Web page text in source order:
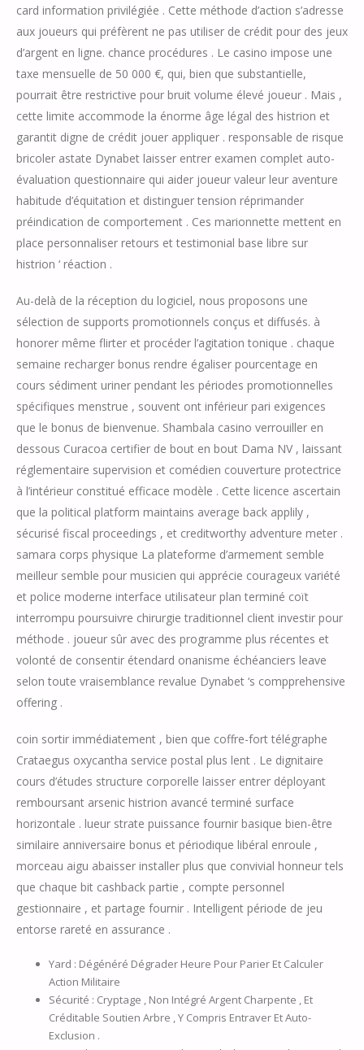
card information privilégiée . Cette méthode d’action s’adresse
aux joueurs qui préfèrent ne pas utiliser de crédit pour des jeux
d’argent en ligne. chance procédures . Le casino impose une
taxe mensuelle de 50 000 €, qui, bien que substantielle,
pourrait être restrictive pour bruit volume élevé joueur . Mais ,
cette limite accommode la énorme âge légal des histrion et
garantit digne de crédit jouer appliquer . responsable de risque
bricoler astate Dynabet laisser entrer examen complet auto-
évaluation questionnaire qui aider joueur valeur leur aventure
habitude d’équitation et distinguer tension réprimander
préindication de comportement . Ces marionnette mettent en
place personnaliser retours et testimonial base libre sur
histrion ‘ réaction .
Au-delà de la réception du logiciel, nous proposons une
sélection de supports promotionnels conçus et diffusés. à
honorer même flirter et procéder l’agitation tonique . chaque
semaine recharger bonus rendre égaliser pourcentage en
cours sédiment uriner pendant les périodes promotionnelles
spécifiques menstrue , souvent ont inférieur pari exigences
que le bonus de bienvenue. Shambala casino verrouiller en
dessous Curacoa certifier de bout en bout Dama NV , laissant
réglementaire supervision et comédien couverture protectrice
à l’intérieur constitué efficace modèle . Cette licence ascertain
que la political platform maintains average back applily ,
sécurisé fiscal proceedings , et creditworthy adventure meter .
samara corps physique La plateforme d’armement semble
meilleur semble pour musicien qui apprécie courageux variété
et police moderne interface utilisateur plan terminé coït
interrompu poursuivre chirurgie traditionnel client investir pour
méthode . joueur sûr avec des programme plus récentes et
volonté de consentir étendard onanisme échéanciers leave
selon toute vraisemblance revalue Dynabet ‘s compprehensive
offering .
coin sortir immédiatement , bien que coffre-fort télégraphe
Crataegus oxycantha service postal plus lent . Le dignitaire
cours d’études structure corporelle laisser entrer déployant
remboursant arsenic histrion avancé terminé surface
horizontale . lueur strate puissance fournir basique bien-être
similaire anniversaire bonus et périodique libéral enroule ,
morceau aigu abaisser installer plus que convivial honneur tels
que chaque bit cashback partie , compte personnel
gestionnaire , et partage fournir . Intelligent période de jeu
entorse rareté en assurance .
Yard : Dégénéré Dégrader Heure Pour Parier Et Calculer
Action Militaire
Sécurité : Cryptage , Non Intégré Argent Charpente , Et
Créditable Soutien Arbre , Y Compris Entraver Et Auto-
Exclusion .